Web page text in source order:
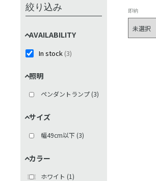
絞り込み
AVAILABILITY
In stock (3)
照明
ペンダントランプ (3)
サイズ
幅49cm以下 (3)
カラー
ホワイト (1)
即納